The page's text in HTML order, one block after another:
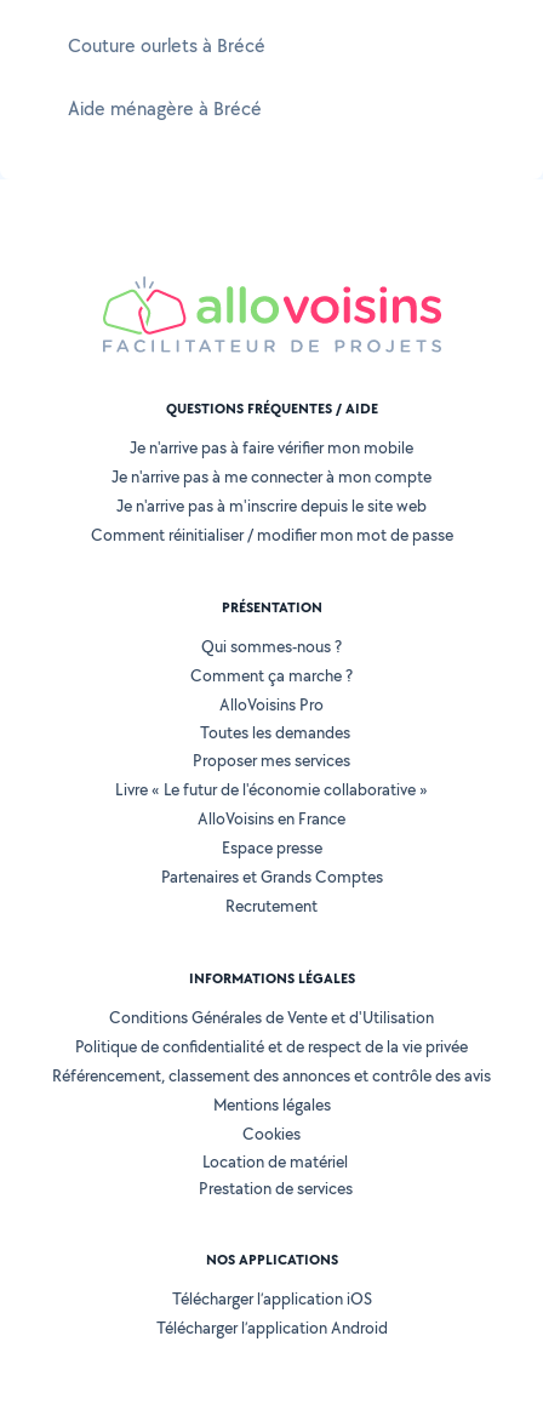
Couture ourlets à Brécé
Aide ménagère à Brécé
QUESTIONS FRÉQUENTES / AIDE
Je n'arrive pas à faire vérifier mon mobile
Je n'arrive pas à me connecter à mon compte
Je n'arrive pas à m'inscrire depuis le site web
Comment réinitialiser / modifier mon mot de passe
PRÉSENTATION
Qui sommes-nous ?
Comment ça marche ?
AlloVoisins Pro
Toutes les demandes
Proposer mes services
Livre « Le futur de l'économie collaborative »
AlloVoisins en France
Espace presse
Partenaires et Grands Comptes
Recrutement
INFORMATIONS LÉGALES
Conditions Générales de Vente et d'Utilisation
Politique de confidentialité et de respect de la vie privée
Référencement, classement des annonces et contrôle des avis
Mentions légales
Cookies
Location de matériel
Prestation de services
NOS APPLICATIONS
Télécharger l’application iOS
Télécharger l’application Android